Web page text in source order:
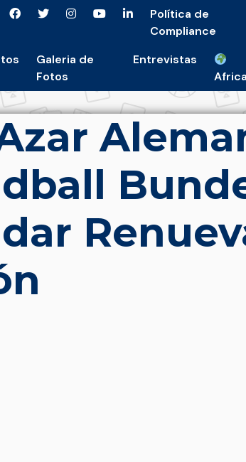
Política de
Compliance
Galeria de
Fotos
Entrevistas
Africa